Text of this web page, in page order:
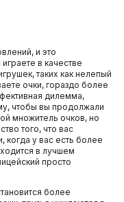
и это
в качестве
таких как нелепый
очки, гораздо более
дилемма,
чтобы вы продолжали
множитель очков, но
того, что вас
у вас есть более
в лучшем
просто
более